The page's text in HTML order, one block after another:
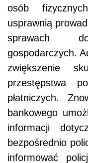
osób
usprawnią
sprawach
gospodarczych.
zwiększenie
przestępstwa
płatniczych.
bankowego
informacji
bezpośrednio
informować